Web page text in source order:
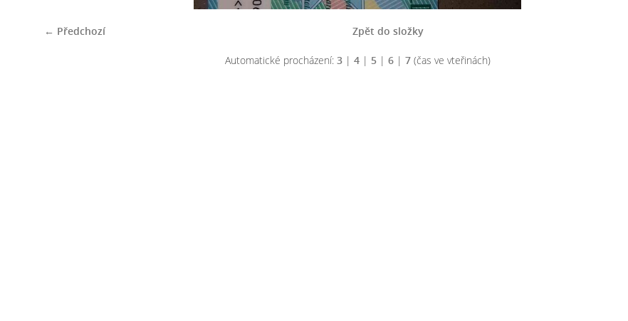
← Předchozí Zpět do složky
Automatické procházení: 3| 4| 5| 6| 7(čas ve vteřinách)